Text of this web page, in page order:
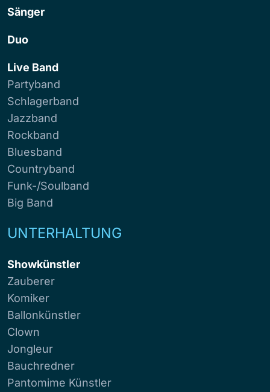
Sänger
Duo
Live Band
Partyband
Schlagerband
Jazzband
Rockband
Bluesband
Countryband
Funk-/Soulband
Big Band
UNTERHALTUNG
Showkünstler
Zauberer
Komiker
Ballonkünstler
Clown
Jongleur
Bauchredner
Pantomime Künstler